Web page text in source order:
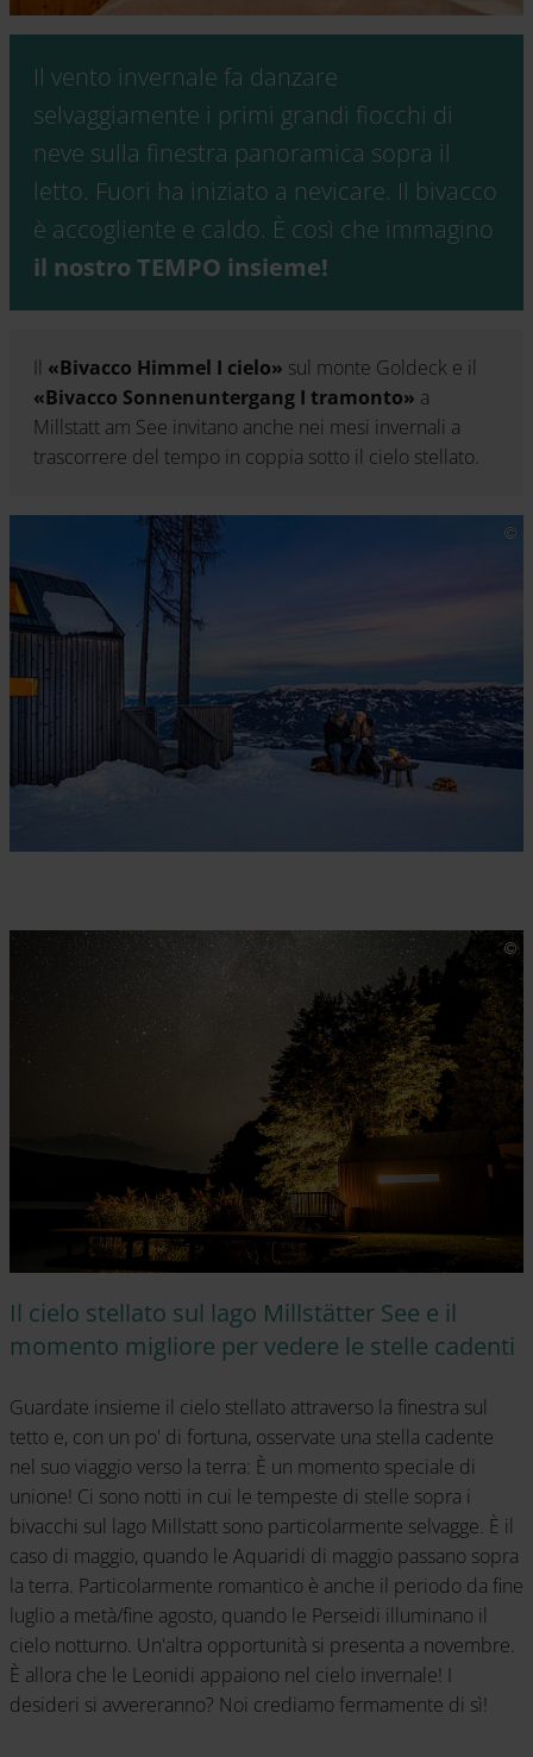
Il vento invernale fa danzare
selvaggiamente i primi grandi fiocchi di
neve sulla finestra panoramica sopra il
letto. Fuori ha iniziato a nevicare. Il bivacco
è accogliente e caldo. È così che immagino
il nostro TEMPO insieme!
Il «Bivacco Himmel I cielo» sul monte Goldeck e il
«Bivacco Sonnenuntergang I tramonto» a
Millstatt am See invitano anche nei mesi invernali a
trascorrere del tempo in coppia sotto il cielo stellato.
Il cielo stellato sul lago Millstätter See e il
momento migliore per vedere le stelle cadenti
Guardate insieme il cielo stellato attraverso la finestra sul
tetto e, con un po' di fortuna, osservate una stella cadente
nel suo viaggio verso la terra: È un momento speciale di
unione! Ci sono notti in cui le tempeste di stelle sopra i
bivacchi sul lago Millstatt sono particolarmente selvagge. È il
caso di maggio, quando le Aquaridi di maggio passano sopra
la terra. Particolarmente romantico è anche il periodo da fine
luglio a metà/fine agosto, quando le Perseidi illuminano il
cielo notturno. Un'altra opportunità si presenta a novembre.
È allora che le Leonidi appaiono nel cielo invernale! I
desideri si avvereranno? Noi crediamo fermamente di sì!